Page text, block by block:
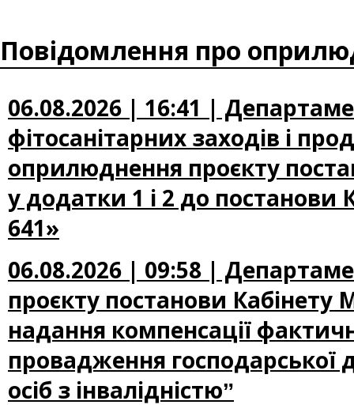
Повідомлення про
06.08.2026 | 16:41 |
фітосанітарних заходів і
оприлюднення проєкту
у додатки 1 і 2 до постанови
641»
06.08.2026 | 09:58 |
проєкту постанови Кабінету
надання компенсації
провадження господарської
осіб з інвалідністюˮ